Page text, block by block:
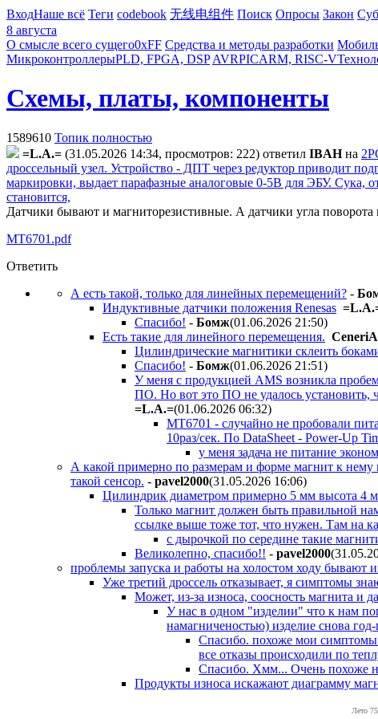
ВходНаше всё Теги codebook 无线电组件 Поиск Опросы Закон
8 августа
О смысле всего сущего0xFF Средства и методы разработки
МикроконтроллерыPLD, FPGA, DSP AVRPICARM, RISC-V
Схемы, платы, компоненты
1589610 Топик полностью
=L.A.= (31.05.2026 14:34, просмотров: 222) ответил IBAHна
дроссельный узел. Устройство - ДПТ через редуктор приводит
маркировки, выдает парафазные аналоговые 0-5В для ЭБУ. Сука,
становится,
Датчики бывают и магниторезистивные. А датчики угла
MT6701.pdf
Ответить
А есть такой, только для линейных перемещений? -
Индуктивные датчики положения Renesas
Спасибо! - Бoмж(01.06.2026 21:50)
Есть такие для линейного перемещения.
Цилиндрические магнитики склеить
Спасибо! - Бoмж(01.06.2026 21:51)
У меня c продукцией AMS возникла
ПО. Но вот это ПО не удалось установить,
=L.A.=(01.06.2026 06:32)
MT6701 - случайно не пробовали
10раз/сек. По DataSheet - Power-Up
у меня задача не питание
А какой примерно по размерам и форме магнит к нему
такой сенсор. - pavel2000(31.05.2026 16:06)
Цилиндрик диаметром примерно 5 мм высота 4
Только магнит должен быть правильной
ссылке выше тоже тот, что нужен. Там на
с дырочкой по середине такие
Великолепно, спасибо!! - pavel2000
проблемы запуска и работы на холостом ходу бывают
Уже третий дроссель отказывает, я симптомы
Может, из-за износа, соосность магнита и
У нас в одном "изделии" что к нам
намагниченостью) изделие снова
Спасибо. похоже мои
все отказы происходили по
Спасибо. Хмм... Очень похоже
Продукты износа искажают диаграмму
Лето